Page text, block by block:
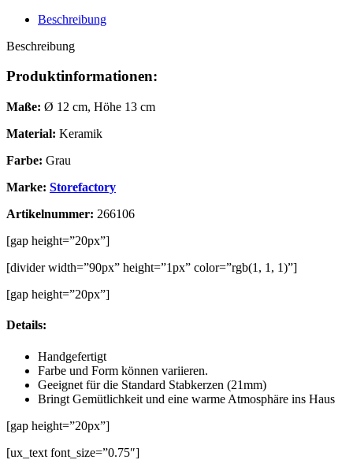
Beschreibung
Beschreibung
Produktinformationen:
Maße: Ø 12 cm, Höhe 13 cm
Material: Keramik
Farbe: Grau
Marke: Storefactory
Artikelnummer: 266106
[gap height=”20px”]
[divider width=”90px” height=”1px” color=”rgb(1, 1, 1)”]
[gap height=”20px”]
Details:
Handgefertigt
Farbe und Form können variieren.
Geeignet für die Standard Stabkerzen (21mm)
Bringt Gemütlichkeit und eine warme Atmosphäre ins Haus
[gap height=”20px”]
[ux_text font_size=”0.75″]